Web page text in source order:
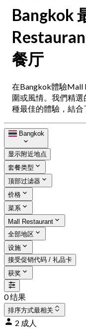
Bangkok
餐厅
在Bangkok體驗Mall
圍或風情。我們精
種最佳的體驗，結
Bangkok
显示附近地点
套餐类型
顶部过滤器
价格
菜系
Mall Restaurant
全部地区
设施
接受促销代码 / 礼品卡
获奖
0 结果
排序方式最相关
2 成人